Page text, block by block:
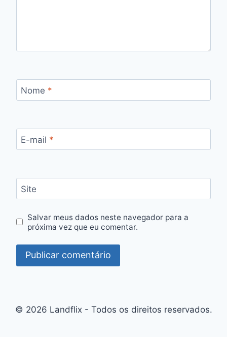
Nome *
E-mail *
Site
Salvar meus dados neste navegador para a
próxima vez que eu comentar.
© 2026 Landflix - Todos os direitos reservados.